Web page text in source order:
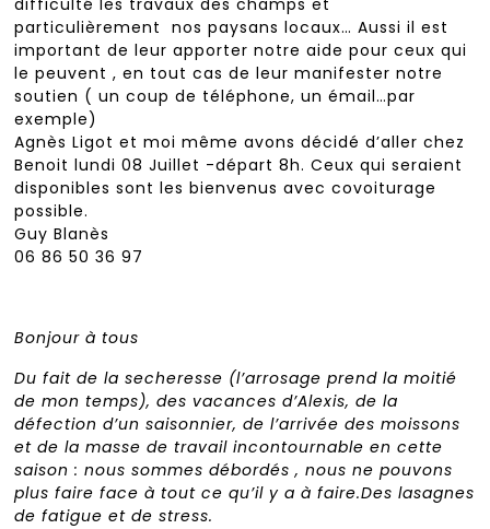
difficulté les travaux des champs et
particulièrement nos paysans locaux… Aussi il est
important de leur apporter notre aide pour ceux qui
le peuvent , en tout cas de leur manifester notre
soutien ( un coup de téléphone, un émail…par
exemple)
Agnès Ligot et moi même avons décidé d’aller chez
Benoit lundi 08 Juillet -départ 8h. Ceux qui seraient
disponibles sont les bienvenus avec covoiturage
possible.
Guy Blanès
06 86 50 36 97
Bonjour à tous
Du fait de la secheresse (l’arrosage prend la moitié
de mon temps), des vacances d’Alexis, de la
défection d’un saisonnier, de l’arrivée des moissons
et de la masse de travail incontournable en cette
saison : nous sommes débordés , nous ne pouvons
plus faire face à tout ce qu’il y a à faire.Des lasagnes
de fatigue et de stress.